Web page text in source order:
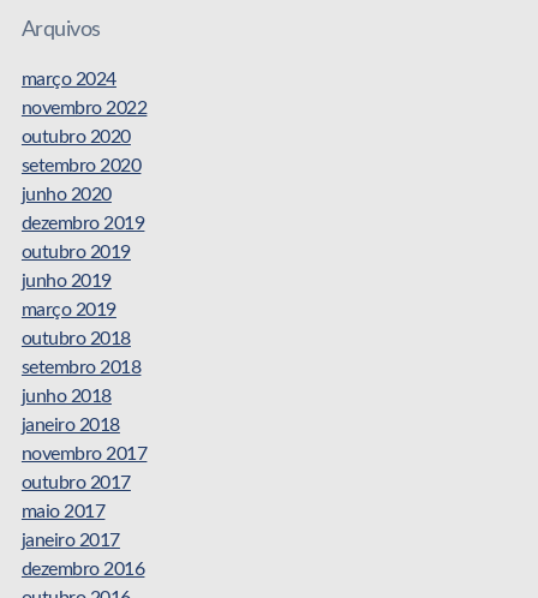
Arquivos
março 2024
novembro 2022
outubro 2020
setembro 2020
junho 2020
dezembro 2019
outubro 2019
junho 2019
março 2019
outubro 2018
setembro 2018
junho 2018
janeiro 2018
novembro 2017
outubro 2017
maio 2017
janeiro 2017
dezembro 2016